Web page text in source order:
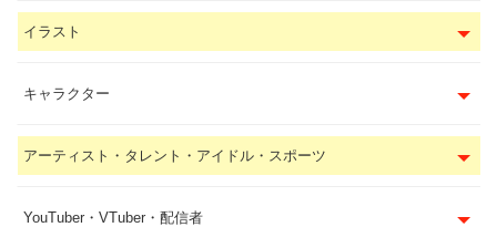
イラスト
キャラクター
アーティスト・タレント・アイドル・スポーツ
YouTuber・VTuber・配信者